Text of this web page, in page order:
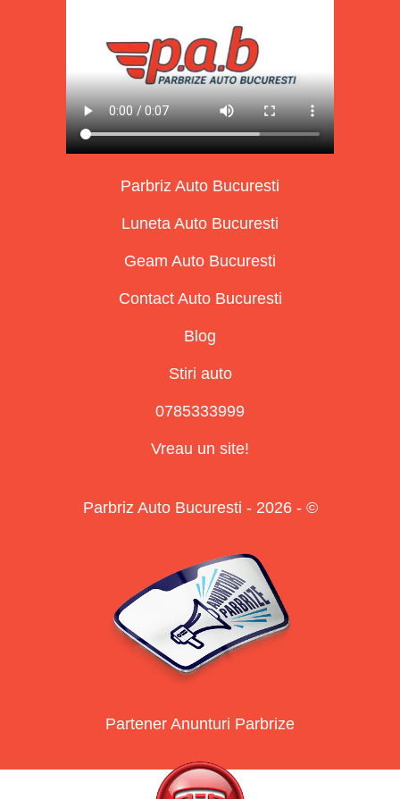
Parbriz Auto Bucuresti
Luneta Auto Bucuresti
Geam Auto Bucuresti
Contact Auto Bucuresti
Blog
Stiri auto
0785333999
Vreau un site!
Parbriz Auto Bucuresti - 2026 - ©
Partener Anunturi Parbrize